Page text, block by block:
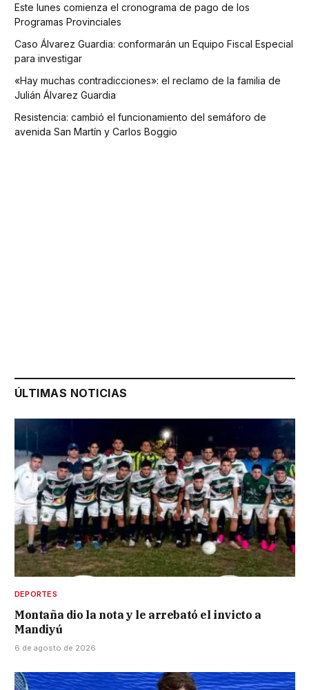
Este lunes comienza el cronograma de pago de los
Programas Provinciales
Caso Álvarez Guardia: conformarán un Equipo Fiscal Especial
para investigar
«Hay muchas contradicciones»: el reclamo de la familia de
Julián Álvarez Guardia
Resistencia: cambió el funcionamiento del semáforo de
avenida San Martín y Carlos Boggio
ÚLTIMAS NOTICIAS
DEPORTES
Montaña dio la nota y le arrebató el invicto a
Mandiyú
6 de agosto de 2026